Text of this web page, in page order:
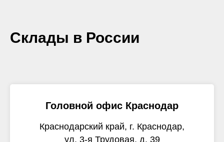
Склады в России
Головной офис Краснодар
Краснодарский край, г. Краснодар,
ул. 3-я Трудовая, д. 39